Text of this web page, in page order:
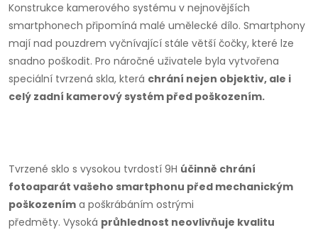
Konstrukce kamerového systému v nejnovějších
smartphonech připomíná malé umělecké dílo. Smartphony
mají nad pouzdrem vyčnívající stále větší čočky, které lze
snadno poškodit. Pro náročné uživatele byla vytvořena
speciální tvrzená skla, která chrání nejen objektiv, ale i
celý zadní kamerový systém před poškozením.
Tvrzené sklo s vysokou tvrdostí 9H účinně chrání
fotoaparát vašeho smartphonu před mechanickým
poškozením a poškrábáním ostrými
předměty. Vysoká průhlednost neovlivňuje kvalitu